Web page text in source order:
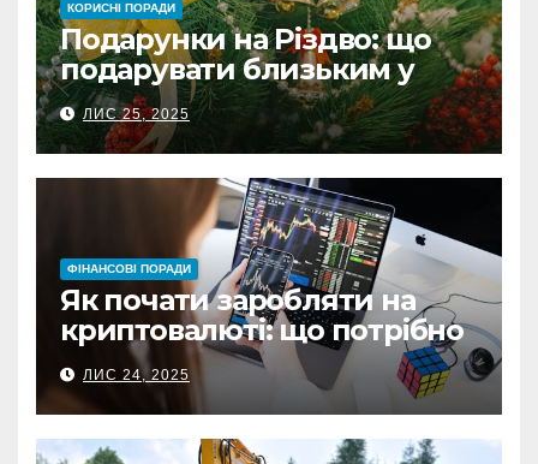
КОРИСНІ ПОРАДИ
Подарунки на Різдво: що
подарувати близьким у
Польщі
ЛИС 25, 2025
ФІНАНСОВІ ПОРАДИ
Як почати заробляти на
криптовалюті: що потрібно
знати перед першою
інвестицією
ЛИС 24, 2025